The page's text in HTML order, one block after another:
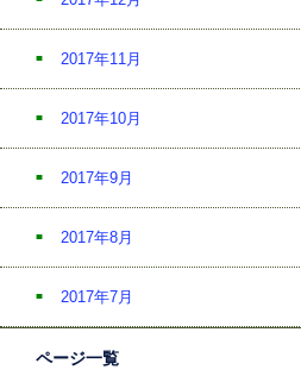
2017年11月
2017年10月
2017年9月
2017年8月
2017年7月
ページ一覧